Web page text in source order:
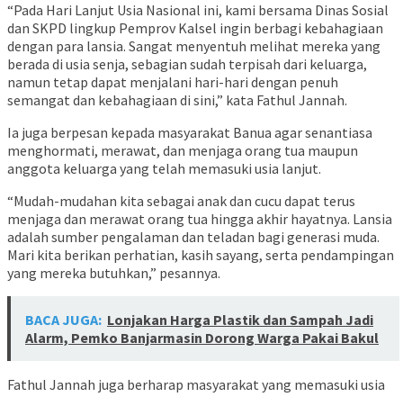
“Pada Hari Lanjut Usia Nasional ini, kami bersama Dinas Sosial
dan SKPD lingkup Pemprov Kalsel ingin berbagi kebahagiaan
dengan para lansia. Sangat menyentuh melihat mereka yang
berada di usia senja, sebagian sudah terpisah dari keluarga,
namun tetap dapat menjalani hari-hari dengan penuh
semangat dan kebahagiaan di sini,” kata Fathul Jannah.
Ia juga berpesan kepada masyarakat Banua agar senantiasa
menghormati, merawat, dan menjaga orang tua maupun
anggota keluarga yang telah memasuki usia lanjut.
“Mudah-mudahan kita sebagai anak dan cucu dapat terus
menjaga dan merawat orang tua hingga akhir hayatnya. Lansia
adalah sumber pengalaman dan teladan bagi generasi muda.
Mari kita berikan perhatian, kasih sayang, serta pendampingan
yang mereka butuhkan,” pesannya.
BACA JUGA: Lonjakan Harga Plastik dan Sampah Jadi
Alarm, Pemko Banjarmasin Dorong Warga Pakai Bakul
Fathul Jannah juga berharap masyarakat yang memasuki usia